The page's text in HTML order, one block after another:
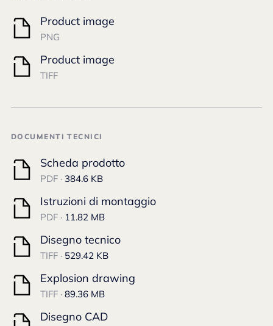
Product image
PNG
Product image
TIFF
DOCUMENTI TECNICI
Scheda prodotto
PDF · 384.6 KB
Istruzioni di montaggio
PDF · 11.82 MB
Disegno tecnico
TIFF · 529.42 KB
Explosion drawing
TIFF · 89.36 MB
Disegno CAD